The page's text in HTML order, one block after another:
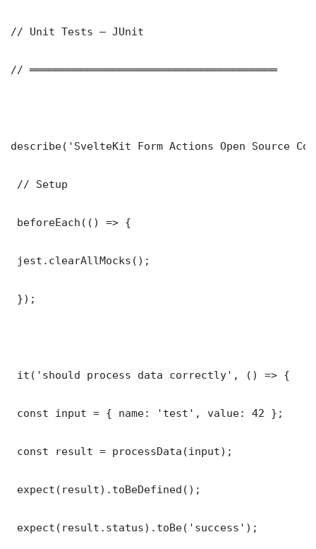
// Unit Tests — JUnit
// ═══════════════════════════════════════
describe('SvelteKit Form Actions Open Source
// Setup
beforeEach(() => {
jest.clearAllMocks();
});
it('should process data correctly', () => {
const input = { name: 'test', value: 42 };
const result = processData(input);
expect(result).toBeDefined();
expect(result.status).toBe('success');